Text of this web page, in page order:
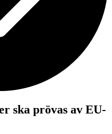
ska prövas av EU-